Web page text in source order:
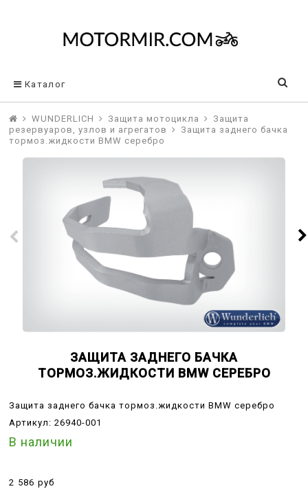
Каталог
WUNDERLICH Защита мотоцикла
Защита
резервуаров, узлов и агрегатов
Защита заднего бачка
тормоз.жидкости BMW серебро
ЗАЩИТА ЗАДНЕГО БАЧКА
ТОРМОЗ.ЖИДКОСТИ BMW СЕРЕБРО
Защита заднего бачка тормоз.жидкости BMW серебро
Артикул: 26940-001
В наличии
2 586 руб